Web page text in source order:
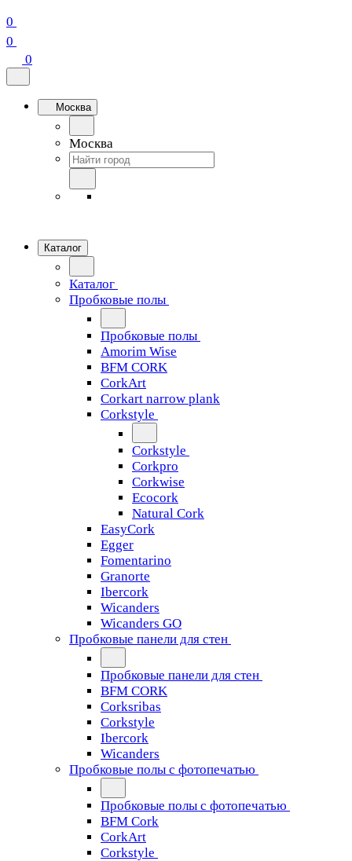
0
0
0
Москва
Москва
Каталог
Каталог
Пробковые полы
Пробковые полы
Amorim Wise
BFM CORK
CorkArt
Corkart narrow plank
Corkstyle
Corkstyle
Corkpro
Corkwise
Ecocork
Natural Cork
EasyCork
Egger
Fomentarino
Granorte
Ibercork
Wicanders
Wicanders GO
Пробковые панели для стен
Пробковые панели для стен
BFM CORK
Corksribas
Corkstyle
Ibercork
Wicanders
Пробковые полы с фотопечатью
Пробковые полы с фотопечатью
BFM Cork
CorkArt
Corkstyle